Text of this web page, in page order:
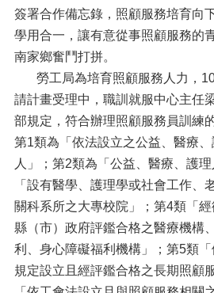
簽署合作備忘錄，照顧服務培育向
學用合一，讓有意從事照顧服務的
南家鄉奮鬥打拼。
勞工局為培育照顧服務人力，
請計畫受理中，職訓就服中心主任
部規定，符合辦理照顧服務員訓練
第1類為「依法設立之公益、醫療
人」；第2類為「公益、醫療、護
「設有醫學、護理學或社會工作、
關科系所之大專校院」；第4類「經
縣（市）政府評鑑合格之醫療機構
利、身心障礙福利機構」；第5類
規定設立且經評鑑合格之長期照顧